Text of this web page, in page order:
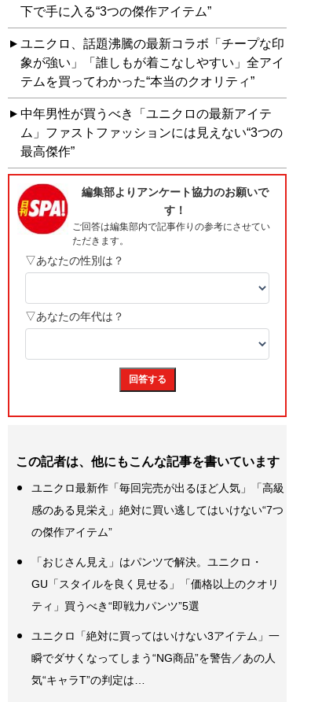
下で手に入る“3つの傑作アイテム”
ユニクロ、話題沸騰の最新コラボ「チープな印
象が強い」「誰しもが着こなしやすい」全アイ
テムを買ってわかった“本当のクオリティ”
中年男性が買うべき「ユニクロの最新アイテ
ム」ファストファッションには見えない“3つの
最高傑作”
この記者は、他にもこんな記事を書いています
ユニクロ最新作「毎回完売が出るほど人気」「高級
感のある見栄え」絶対に買い逃してはいけない“7つ
の傑作アイテム”
「おじさん見え」はパンツで解決。ユニクロ・
GU「スタイルを良く見せる」「価格以上のクオリ
ティ」買うべき“即戦力パンツ”5選
ユニクロ「絶対に買ってはいけない3アイテム」一
瞬でダサくなってしまう“NG商品”を警告／あの人
気“キャラT”の判定は…